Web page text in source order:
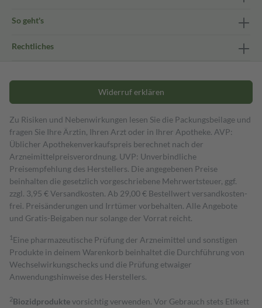
So geht's
Rechtliches
Widerruf erklären
Zu Risiken und Nebenwirkungen lesen Sie die Packungsbeilage und
fragen Sie Ihre Ärztin, Ihren Arzt oder in Ihrer Apotheke. AVP:
Üblicher Apothekenverkaufspreis berechnet nach der
Arzneimittelpreisverordnung. UVP: Unverbindliche
Preisempfehlung des Herstellers. Die angegebenen Preise
beinhalten die gesetzlich vorgeschriebene Mehrwertsteuer, ggf.
zzgl. 3,95 € Versandkosten. Ab 29,00 € Bestell­wert versand­kosten­
frei. Preisänderungen und Irrtümer vorbehalten. Alle Angebote
und Gratis-Beigaben nur solange der Vorrat reicht.
1 Eine pharmazeutische Prüfung der Arzneimittel und sonstigen
Produkte in deinem Warenkorb beinhaltet die Durchführung von
Wechselwirkungschecks und die Prüfung etwaiger
Anwendungshinweise des Herstellers.
2Biozidproduktevorsichtig verwenden. Vor Gebrauch stets Etikett